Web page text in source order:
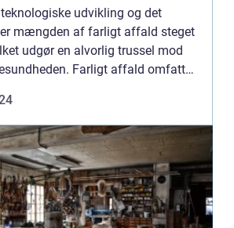
udvikling og det
mængden af farligt affald steget
udgør en alvorlig trussel mod
Farligt affald omfatter